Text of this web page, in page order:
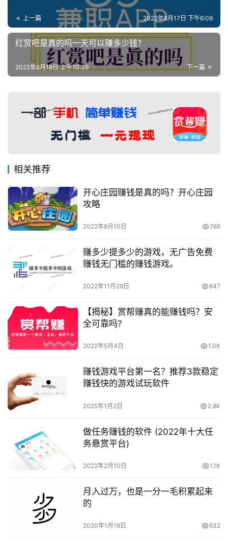
上一篇 2022年8月17日 下午6:09
红赏吧是真的吗一天可以赚多少钱？
下一篇
2022年8月18日 上午10:39
相关推荐
开心庄园赚钱是真的吗？开心庄园
攻略
2022年8月10日 769
赚多少提多少的游戏，无广告免费
赚钱无门槛的赚钱游戏。
2022年11月29日 647
【揭秘】赏帮赚真的能赚钱吗？安
全可靠吗?
2022年5月4日 1.0K
赚钱游戏平台第一名？推荐3款稳定
赚钱快的游戏试玩软件
2025年1月2日 2.8K
做任务赚钱的软件 (2022年十大任
务悬赏平台)
2022年2月10日 1.1K
月入过万，也是一分一毛积累起来
的
2020年1月18日 632